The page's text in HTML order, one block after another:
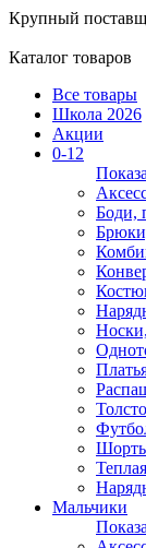
Крупный
Каталог товаров
Все товары
Школа 2026
Акции
0-12
Боди,
Мальчики